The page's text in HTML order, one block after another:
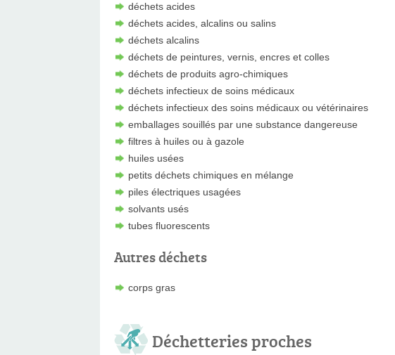
déchets acides
déchets acides, alcalins ou salins
déchets alcalins
déchets de peintures, vernis, encres et colles
déchets de produits agro-chimiques
déchets infectieux de soins médicaux
déchets infectieux des soins médicaux ou vétérinaires
emballages souillés par une substance dangereuse
filtres à huiles ou à gazole
huiles usées
petits déchets chimiques en mélange
piles électriques usagées
solvants usés
tubes fluorescents
Autres déchets
corps gras
Déchetteries proches